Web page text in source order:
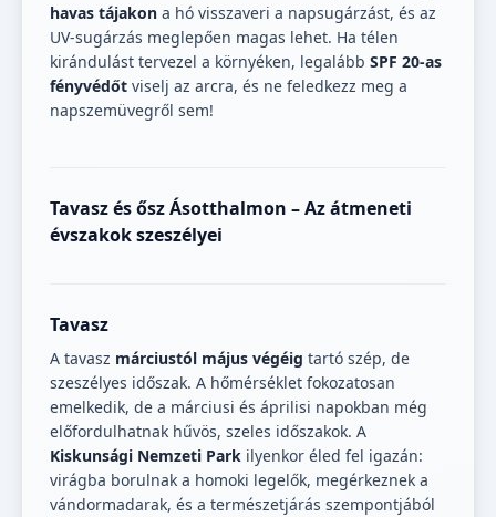
havas tájakon a hó visszaveri a napsugárzást, és az
UV-sugárzás meglepően magas lehet. Ha télen
kirándulást tervezel a környéken, legalább SPF 20-as
fényvédőt viselj az arcra, és ne feledkezz meg a
napszemüvegről sem!
Tavasz és ősz Ásotthalmon – Az átmeneti
évszakok szeszélyei
Tavasz
A tavasz márciustól május végéig tartó szép, de
szeszélyes időszak. A hőmérséklet fokozatosan
emelkedik, de a márciusi és áprilisi napokban még
előfordulhatnak hűvös, szeles időszakok. A
Kiskunsági Nemzeti Park ilyenkor éled fel igazán:
virágba borulnak a homoki legelők, megérkeznek a
vándormadarak, és a természetjárás szempontjából